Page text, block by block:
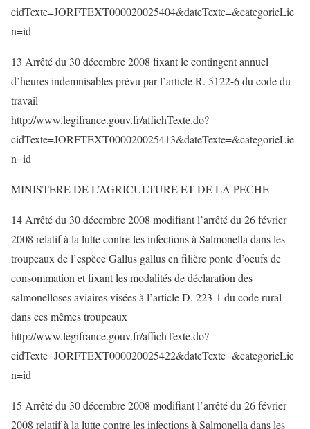
cidTexte=JORFTEXT000020025404&dateTexte=&categorieLie
n=id
13 Arrêté du 30 décembre 2008 fixant le contingent annuel
d’heures indemnisables prévu par l’article R. 5122-6 du code du
travail
http://www.legifrance.gouv.fr/affichTexte.do?
cidTexte=JORFTEXT000020025413&dateTexte=&categorieLie
n=id
MINISTERE DE L’AGRICULTURE ET DE LA PECHE
14 Arrêté du 30 décembre 2008 modifiant l’arrêté du 26 février
2008 relatif à la lutte contre les infections à Salmonella dans les
troupeaux de l’espèce Gallus gallus en filière ponte d’oeufs de
consommation et fixant les modalités de déclaration des
salmonelloses aviaires visées à l’article D. 223-1 du code rural
dans ces mêmes troupeaux
http://www.legifrance.gouv.fr/affichTexte.do?
cidTexte=JORFTEXT000020025422&dateTexte=&categorieLie
n=id
15 Arrêté du 30 décembre 2008 modifiant l’arrêté du 26 février
2008 relatif à la lutte contre les infections à Salmonella dans les